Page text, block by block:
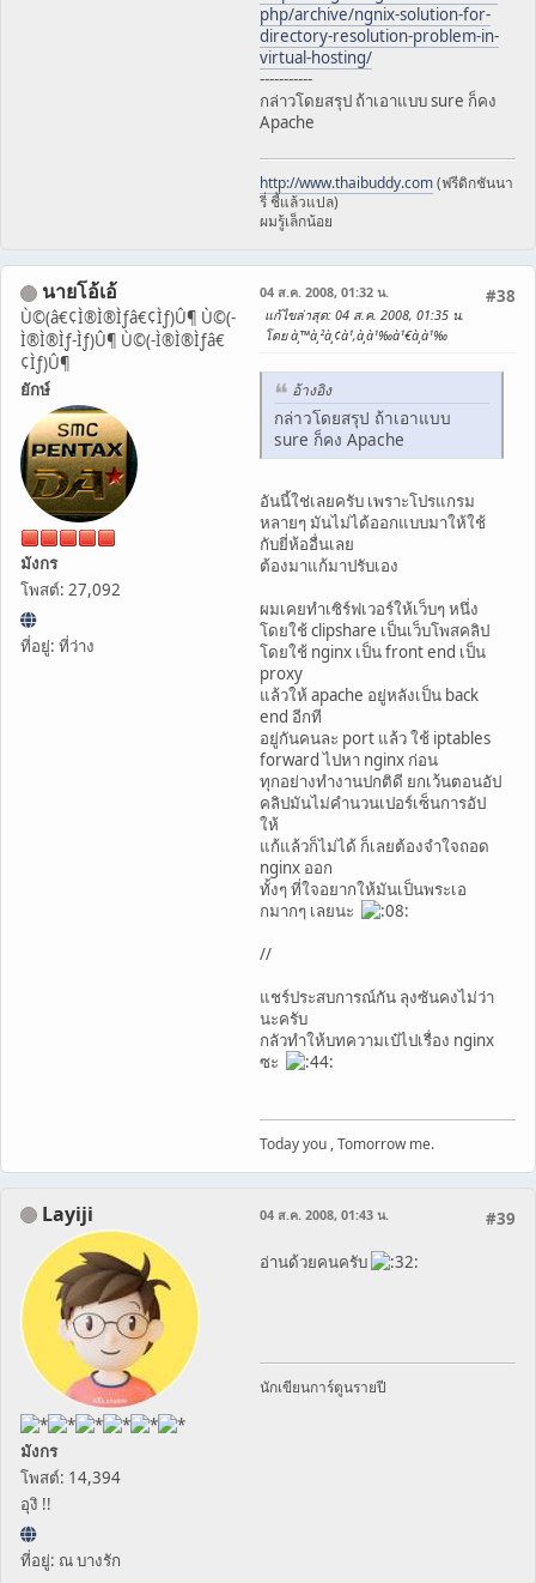
php/archive/ngnix-solution-for-
directory-resolution-problem-in-
virtual-hosting/
-----------
กล่าวโดยสรุป ถ้าเอาแบบ sure ก็คง
Apache
http://www.thaibuddy.com(ฟรีดิกชันนา
รี่ ชี้แล้วแปล)
ผมรู้เล็กน้อย
นายโอ้เอ้
Ù©(â€¢Ì®Ì®Ìƒâ€¢Ìƒ)Û¶ Ù©(-
Ì®Ì®Ìƒ-Ìƒ)Û¶ Ù©(-Ì®Ì®Ìƒâ€
¢Ìƒ)Û¶
ยักษ์
มังกร
โพสต์: 27,092
ที่อยู่: ที่ว่าง
#38
04 ส.ค. 2008, 01:32 น.
แก้ไขล่าสุด: 04 ส.ค. 2008, 01:35 น.
โดย à¸™à¸²à¸¢à¹‚à¸­à¹‰à¹€à¸­à¹‰
อ้างอิง
กล่าวโดยสรุป ถ้าเอาแบบ
sure ก็คง Apache
อันนี้ใช่เลยครับ เพราะโปรแกรม
หลายๆ มันไม่ได้ออกแบบมาให้ใช้
กับยี่ห้ออื่นเลย
ต้องมาแก้มาปรับเอง
ผมเคยทำเซิร์ฟเวอร์ให้เว็บๆ หนึ่ง
โดยใช้ clipshare เป็นเว็บโพสคลิป
โดยใช้ nginx เป็น front end เป็น
proxy
แล้วให้ apache อยู่หลังเป็น back
end อีกที
อยู่กันคนละ port แล้ว ใช้ iptables
forward ไปหา nginx ก่อน
ทุกอย่างทำงานปกติดี ยกเว้นตอนอัป
คลิปมันไม่คำนวนเปอร์เซ็นการอัป
ให้
แก้แล้วก็ไม่ได้ ก็เลยต้องจำใจถอด
nginx ออก
ทั้งๆ ที่ใจอยากให้มันเป็นพระเอ
กมากๆ เลยนะ
//
แชร์ประสบการณ์กัน ลุงซันคงไม่ว่า
นะครับ
กลัวทำให้บทความเป๋ไปเรื่อง nginx
ซะ
Today you , Tomorrow me.
Layiji
มังกร
โพสต์: 14,394
อุงิ !!
ที่อยู่: ณ บางรัก
#39
04 ส.ค. 2008, 01:43 น.
อ่านด้วยคนครับ
นักเขียนการ์ตูนรายปี